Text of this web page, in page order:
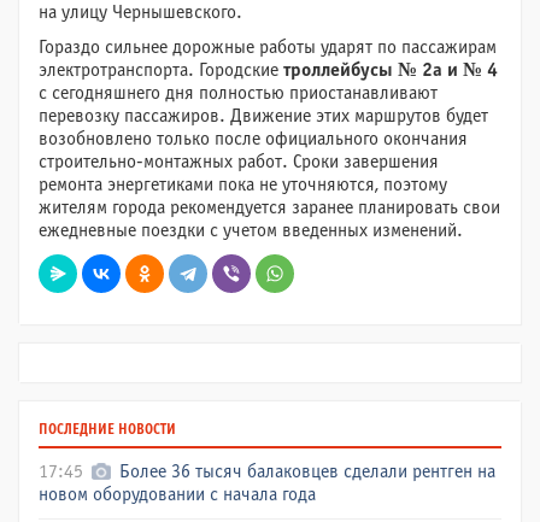
на улицу Чернышевского.
Гораздо сильнее дорожные работы ударят по пассажирам
электротранспорта. Городские троллейбусы № 2а и № 4
с сегодняшнего дня полностью приостанавливают
перевозку пассажиров. Движение этих маршрутов будет
возобновлено только после официального окончания
строительно-монтажных работ. Сроки завершения
ремонта энергетиками пока не уточняются, поэтому
жителям города рекомендуется заранее планировать свои
ежедневные поездки с учетом введенных изменений.
ПОСЛЕДНИЕ НОВОСТИ
17:45
Более 36 тысяч балаковцев сделали рентген на
новом оборудовании с начала года